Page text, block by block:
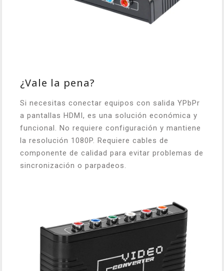
¿Vale la pena?
Si necesitas conectar equipos con salida YPbPr
a pantallas HDMI, es una solución económica y
funcional. No requiere configuración y mantiene
la resolución 1080P. Requiere cables de
componente de calidad para evitar problemas de
sincronización o parpadeos.